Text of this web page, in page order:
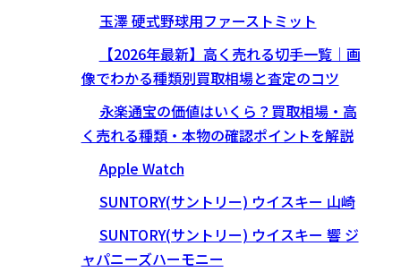
玉澤 硬式野球用ファーストミット
【2026年最新】高く売れる切手一覧｜画
像でわかる種類別買取相場と査定のコツ
永楽通宝の価値はいくら？買取相場・高
く売れる種類・本物の確認ポイントを解説
Apple Watch
SUNTORY(サントリー) ウイスキー 山崎
SUNTORY(サントリー) ウイスキー 響 ジ
ャパニーズハーモニー